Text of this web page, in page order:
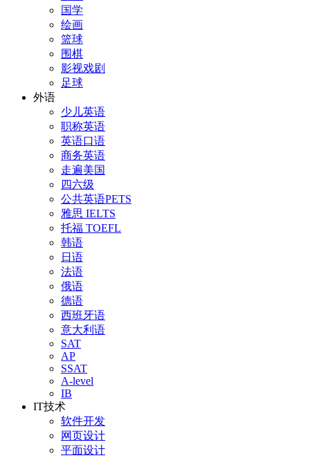
国学
绘画
篮球
围棋
影视戏剧
足球
外语
少儿英语
职称英语
英语口语
商务英语
走遍美国
四六级
公共英语PETS
雅思 IELTS
托福 TOEFL
韩语
日语
法语
俄语
德语
西班牙语
意大利语
SAT
AP
SSAT
A-level
IB
IT技术
软件开发
网页设计
平面设计